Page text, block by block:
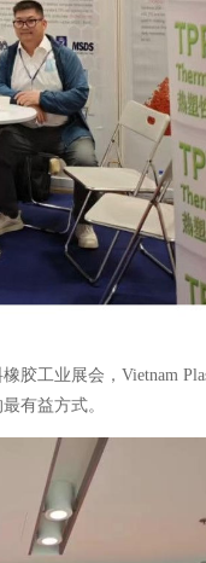
工业展会，Vietnam
有益方式。